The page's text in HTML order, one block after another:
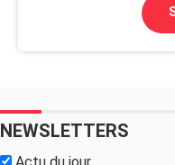
NEWSLETTERS